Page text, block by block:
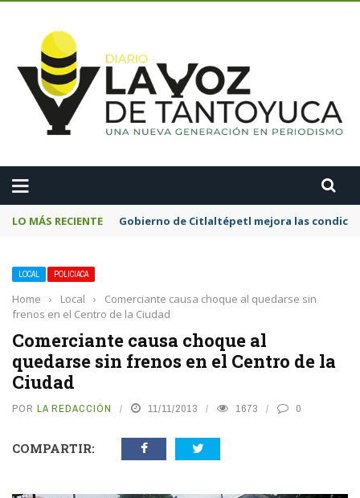
LO MÁS RECIENTE Alcalde Roberto San Román encabeza
LOCAL POLICIACA
Home › Local ›
Comerciante causa choque al quedarse sin
frenos en el Centro de la Ciudad
Comerciante causa choque al
quedarse sin frenos en el Centro de la
Ciudad
POR LA REDACCIÓN 11/11/2013 1673 0
COMPARTIR: